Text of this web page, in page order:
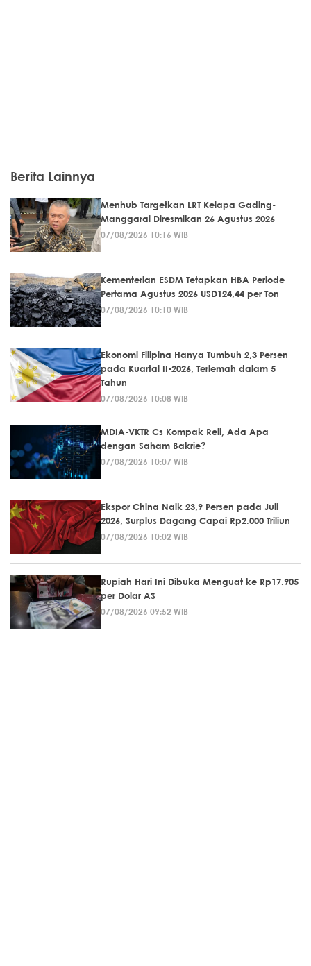
Berita Lainnya
Menhub Targetkan LRT Kelapa Gading-
Manggarai Diresmikan 26 Agustus 2026
07/08/2026 10:16 WIB
Kementerian ESDM Tetapkan HBA Periode
Pertama Agustus 2026 USD124,44 per Ton
07/08/2026 10:10 WIB
Ekonomi Filipina Hanya Tumbuh 2,3 Persen
pada Kuartal II-2026, Terlemah dalam 5
Tahun
07/08/2026 10:08 WIB
MDIA-VKTR Cs Kompak Reli, Ada Apa
dengan Saham Bakrie?
07/08/2026 10:07 WIB
Ekspor China Naik 23,9 Persen pada Juli
2026, Surplus Dagang Capai Rp2.000 Triliun
07/08/2026 10:02 WIB
Rupiah Hari Ini Dibuka Menguat ke Rp17.905
per Dolar AS
07/08/2026 09:52 WIB